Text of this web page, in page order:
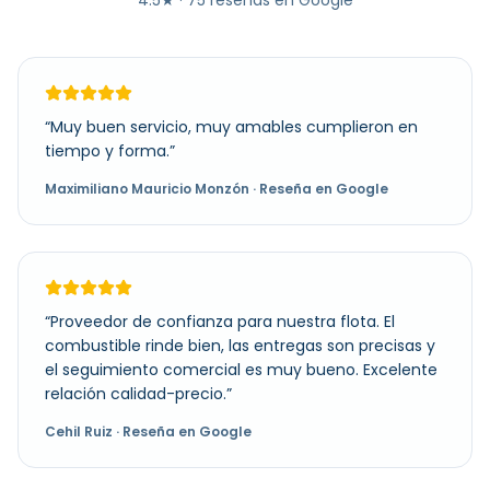
“Muy buen servicio, muy amables cumplieron en
tiempo y forma.”
Maximiliano Mauricio Monzón · Reseña en Google
“Proveedor de confianza para nuestra flota. El
combustible rinde bien, las entregas son precisas y
el seguimiento comercial es muy bueno. Excelente
relación calidad-precio.”
Cehil Ruiz · Reseña en Google